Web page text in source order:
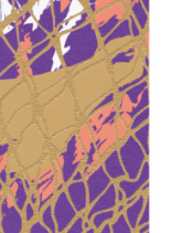
报刊联盟
四川作家报